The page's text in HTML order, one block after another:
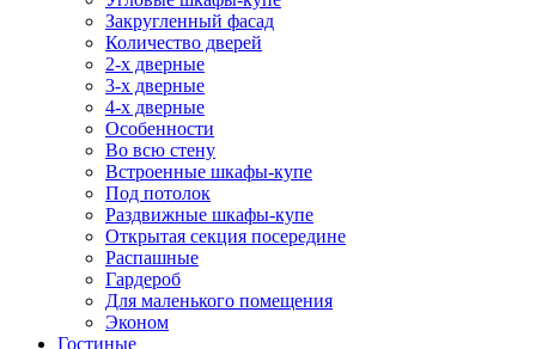
Закругленный фасад
Количество дверей
2-х дверные
3-х дверные
4-х дверные
Особенности
Во всю стену
Встроенные шкафы-купе
Под потолок
Раздвижные шкафы-купе
Открытая секция посередине
Распашные
Гардероб
Для маленького помещения
Эконом
Гостиные